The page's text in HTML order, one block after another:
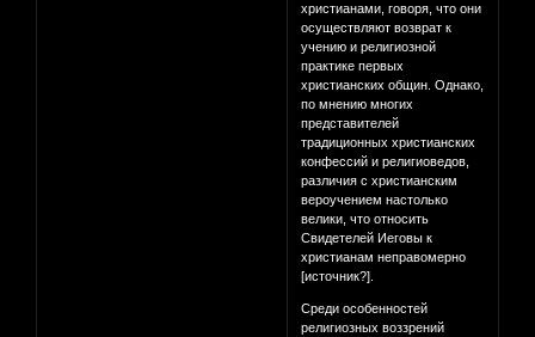
христианами, говоря, что они
осуществляют возврат к
учению и религиозной
практике первых
христианских общин. Однако,
по мнению многих
представителей
традиционных христианских
конфессий и религиоведов,
различия с христианским
вероучением настолько
велики, что относить
Свидетелей Иеговы к
христианам неправомерно
[источник?].
Среди особенностей
религиозных воззрений